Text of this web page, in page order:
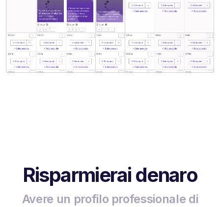
Risparmierai denaro
Avere un profilo professionale di